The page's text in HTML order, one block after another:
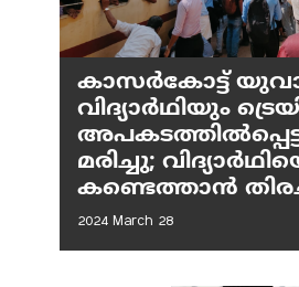
കാസർകോട്ട്
വിദ്യാർഥിയും
മരിച്ചു;
കണ്ടെത്താൻ
2024 March 28